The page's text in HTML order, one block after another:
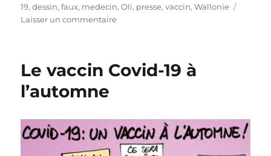
19,dessin,faux, medecin,Oli, presse,vaccin,Wallonie
Laisser un commentairesur
Le vaccin Covid-19 à
l’automne